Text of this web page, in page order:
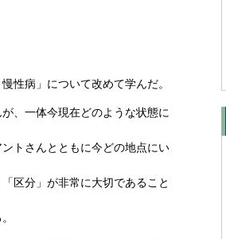
性病」について改めて学んだ。
、一体今現在どのような状態に
トさんとともに今どの地点にい
区分」が非常に大切であること